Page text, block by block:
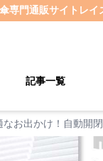
専門通販サイト レイ
記事一覧
なお出かけ！自動開